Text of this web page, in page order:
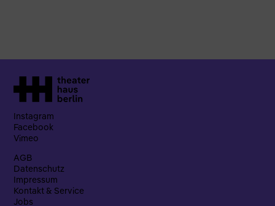
Instagram
Facebook
Vimeo
AGB
Datenschutz
Impressum
Kontakt & Service
Jobs